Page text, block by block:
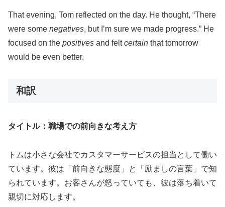
That evening, Tom reflected on the day. He thought, “There
were some negatives, but I’m sure we made progress.” He
focused on the positives and feltcertain that tomorrow
would be even better.
和訳
タイトル：職場での前向きな考え方
トムは小さな会社でカスタマーサービスの担当として働い
ています。彼は「前向きな態度」と「励ましの言葉」で知
られています。お客さんが怒っていても、彼は落ち着いて
親切に対応します。